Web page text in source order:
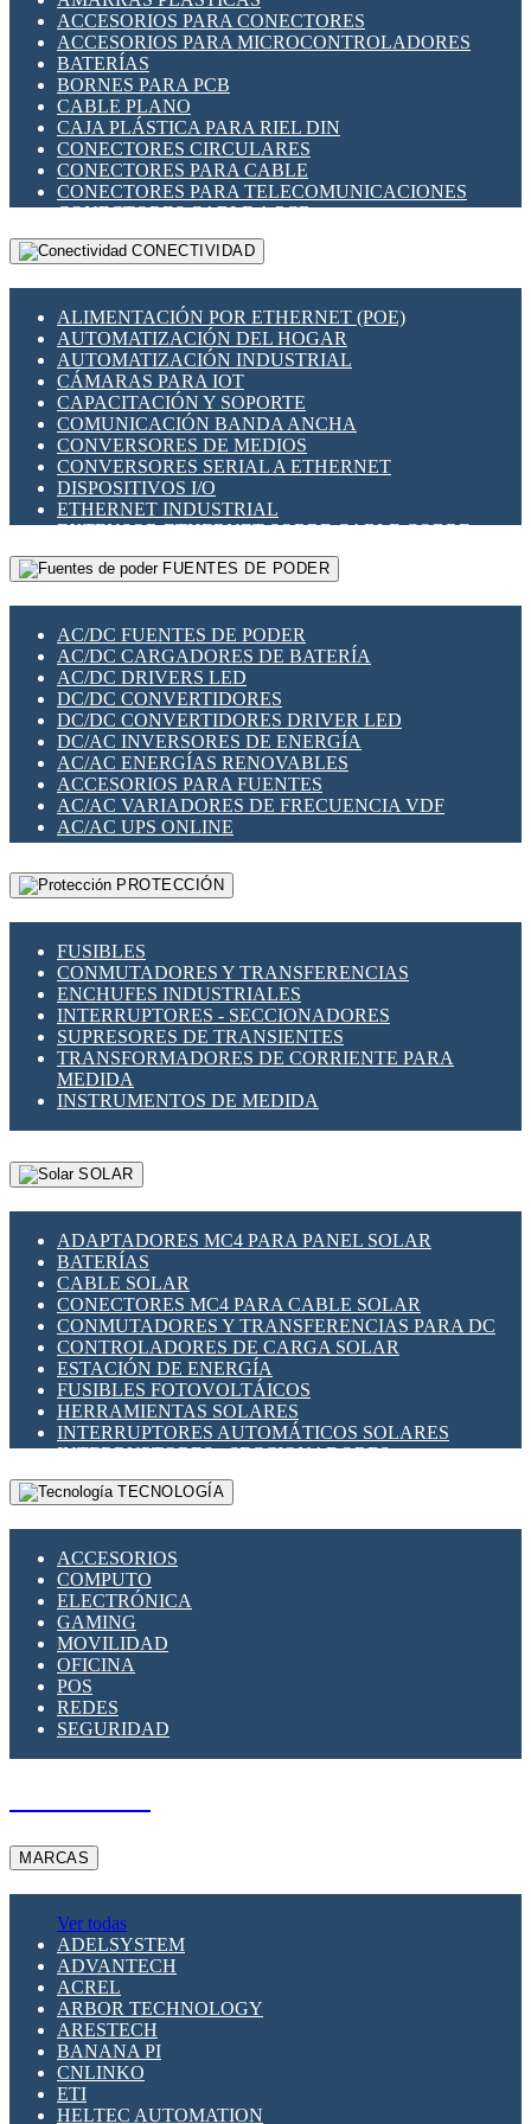
INDICADORES PARA PANEL
INTERFACES DE RELÉ
INTERRUPTORES FIN DE CARRERA
LLAVES CONMUTADORAS
MEDIDORES DE ENERGÍA Y TC'S DE CORRIENTE
MOTORES PASO A PASO
PANTALLAS HMI
PLC -CONTROLADORES LÓGICO PROGRAMABLES
PROGRAMADORES DE HORARIO
RELÉS DE PROTECCIÓN
SENSORES CAPACITIVOS
SENSORES INDUCTIVOS
TEMPORIZADORES
VARIACS
VARIADORES DE FRECUENCIA [VDF]
SECCIONADORES - INTERRUPTORES
MAQUINARIA
ACCESORIOS PARA CONECTORES
ACCESORIOS PARA MICROCONTROLADORES
BATERÍAS
BORNES PARA PCB
CABLE PLANO
CAJA PLÁSTICA PARA RIEL DIN
CONECTORES CIRCULARES
CONECTORES PARA CABLE
CONECTORES PARA TELECOMUNICACIONES
CONECTORES CABLE A PCB
CONECTORES PCB A CABLE
DIP SWITCHES
HERRAMIENTAS VARIAS
ILUMINACIÓN LED
INTERRUPTORES REED
INTERFACES DE RELÉ
OTROS RELÉS
PROTECCIÓN TÉRMICA
RELÉS AUTOMOTRICES
RELÉS DE SEÑAL
RELÉS DE ESTADO SÓLIDO SSR
RELÉS INDUSTRIALES
RELÉS MINIATURA DE POTENCIA
SENSORES MAGNÉTICOS
SWITCH Y MICROSWITCH
TARJETAS PI
UNIÓN Y DERIVACIÓN DE CABLE
CONECTIVIDAD
ALIMENTACIÓN POR ETHERNET (POE)
AUTOMATIZACIÓN DEL HOGAR
AUTOMATIZACIÓN INDUSTRIAL
CÁMARAS PARA IOT
CAPACITACIÓN Y SOPORTE
COMUNICACIÓN BANDA ANCHA
CONVERSORES DE MEDIOS
CONVERSORES SERIAL A ETHERNET
DISPOSITIVOS I/O
ETHERNET INDUSTRIAL
EXTENSOR ETHERNET SOBRE CABLE COBRE
GATEWAY LORAWAN
GESTIÓN DE REDES
PLACAS MODULARES IOT
SWITCHES Y REDES WIFI
SOLUCIONES IOT
SOLUCIONES LORAWAN
SOLUCIONES RED CELULAR
SEGURIDAD PARA REDES
SWITCHES LAN
TELEFONÍA IP (VOIP)
VIGILANCIA IP (CCTV)
MESHTASTIC
FUENTES DE PODER
AC/DC FUENTES DE PODER
AC/DC CARGADORES DE BATERÍA
AC/DC DRIVERS LED
DC/DC CONVERTIDORES
DC/DC CONVERTIDORES DRIVER LED
DC/AC INVERSORES DE ENERGÍA
AC/AC ENERGÍAS RENOVABLES
ACCESORIOS PARA FUENTES
AC/AC VARIADORES DE FRECUENCIA VDF
AC/AC UPS ONLINE
PROTECCIÓN
FUSIBLES
CONMUTADORES Y TRANSFERENCIAS
ENCHUFES INDUSTRIALES
INTERRUPTORES - SECCIONADORES
SUPRESORES DE TRANSIENTES
TRANSFORMADORES DE CORRIENTE PARA
MEDIDA
INSTRUMENTOS DE MEDIDA
SOLAR
ADAPTADORES MC4 PARA PANEL SOLAR
BATERÍAS
CABLE SOLAR
CONECTORES MC4 PARA CABLE SOLAR
CONMUTADORES Y TRANSFERENCIAS PARA DC
CONTROLADORES DE CARGA SOLAR
ESTACIÓN DE ENERGÍA
FUSIBLES FOTOVOLTÁICOS
HERRAMIENTAS SOLARES
INTERRUPTORES AUTOMÁTICOS SOLARES
INTERRUPTORES - SECCIONADORES
FOTOVOLTÁICOS
MONTAJE PANEL SOLAR
SUPRESOR DE TRANSIENTES SPDS PARA
APLICACIONES FOTOVOLTAICAS
TECNOLOGÍA
ACCESORIOS
COMPUTO
ELECTRÓNICA
GAMING
MOVILIDAD
OFICINA
POS
REDES
SEGURIDAD
MARCAS
Ver todas
ADELSYSTEM
ADVANTECH
ACREL
ARBOR TECHNOLOGY
ARESTECH
BANANA PI
CNLINKO
ETI
HELTEC AUTOMATION